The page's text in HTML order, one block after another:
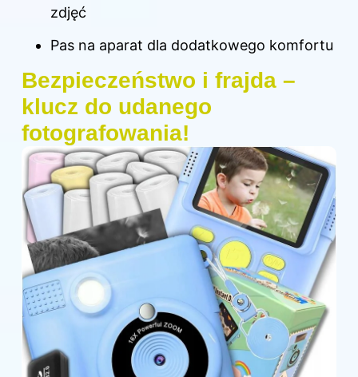
zdjęć
Pas na aparat dla dodatkowego komfortu
Bezpieczeństwo i frajda –
klucz do udanego
fotografowania!